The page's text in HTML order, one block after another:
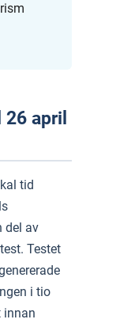
26 april
tid
del av
Testet
i tio
innan